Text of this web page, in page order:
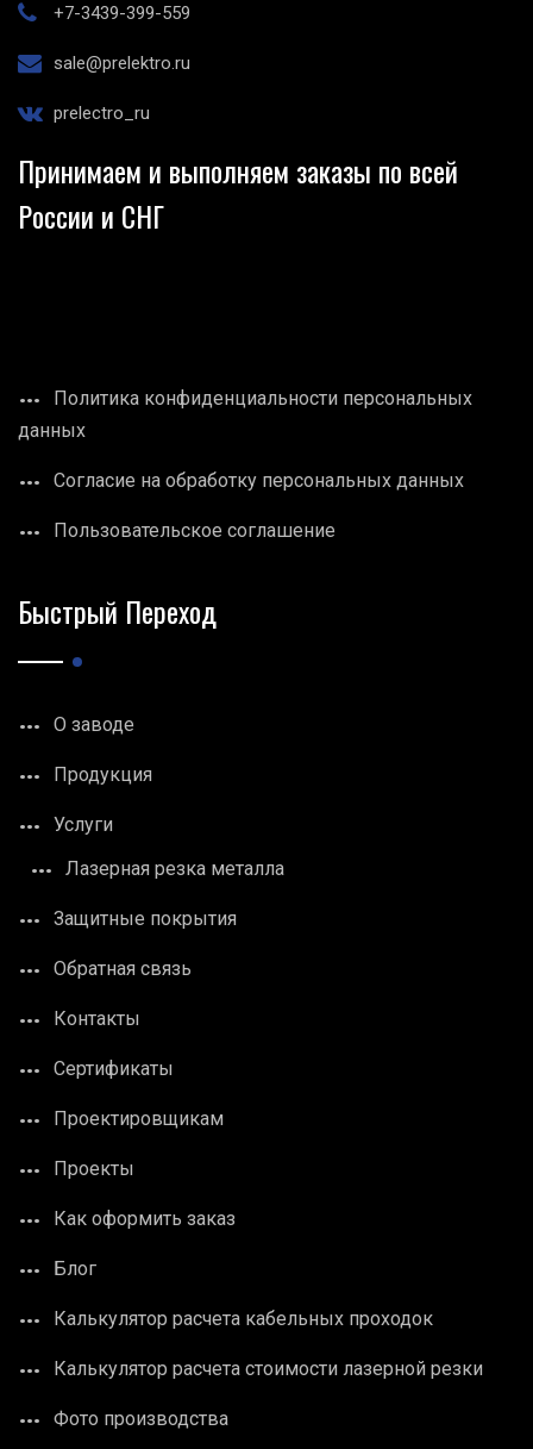
+7-3439-399-559
sale@prelektro.ru
prelectro_ru
Принимаем и выполняем заказы по всей
России и СНГ
Политика конфиденциальности персональных
данных
Согласие на обработку персональных данных
Пользовательское соглашение
Быстрый Переход
О заводе
Продукция
Услуги
Лазерная резка металла
Защитные покрытия
Обратная связь
Контакты
Сертификаты
Проектировщикам
Проекты
Как оформить заказ
Блог
Калькулятор расчета кабельных проходок
Калькулятор расчета стоимости лазерной резки
Фото производства